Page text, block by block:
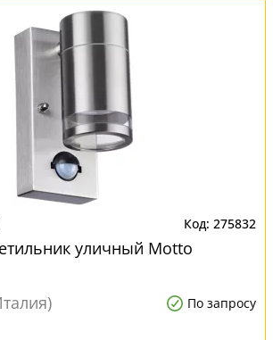
275832
уличный Motto
По запросу